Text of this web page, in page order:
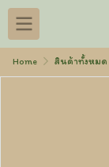
Home สินค้าทั้งหมด